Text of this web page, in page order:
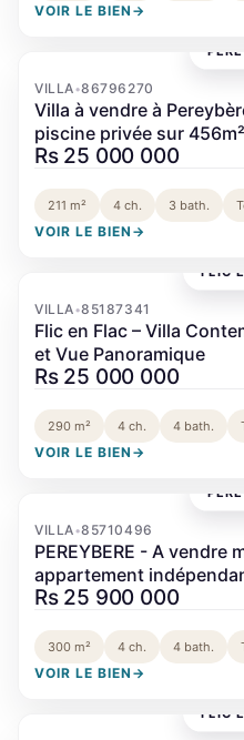
VOIR LE BIEN →
VILLA•86796270
Villa à vendre à
piscine privée sur 456m²
Rs 25 000 000
211 m² 4 ch. 3 bath.
VOIR LE BIEN →
FLIC
VILLA•85187341
Flic en Flac – Villa
et Vue Panoramique
Rs 25 000 000
290 m² 4 ch. 4 bath.
VOIR LE BIEN →
VILLA•85710496
PEREYBERE - A vendre
appartement
Rs 25 900 000
300 m² 4 ch. 4 bath.
VOIR LE BIEN →
FLIC